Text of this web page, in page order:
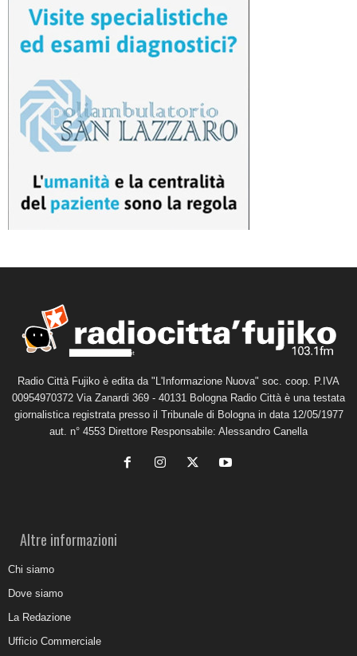
Radio Città Fujiko è edita da "L'Informazione Nuova" soc. coop. P.IVA
00954970372 Via Zanardi 369 - 40131 Bologna Radio Città è una testata
giornalistica registrata presso il Tribunale di Bologna in data 12/05/1977
aut. n° 4553 Direttore Responsabile: Alessandro Canella
Altre informazioni
Chi siamo
Dove siamo
La Redazione
Ufficio Commerciale